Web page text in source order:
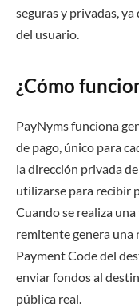
seguras y privadas,
del usuario.
¿Cómo
PayNyms funciona
de pago, único para
la dirección privada
utilizarse para recibir
Cuando se realiza
remitente genera una
Payment Code del
enviar fondos al
pública real.